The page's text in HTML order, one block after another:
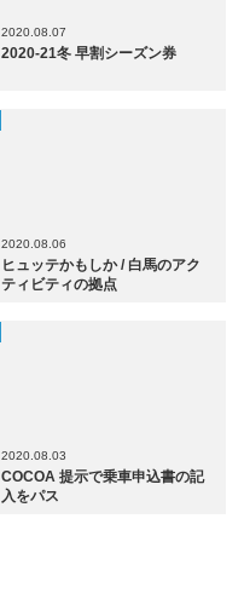
2020.08.07
2020-21冬 早割シーズン券
2020.08.06
ヒュッテかもしか / 白馬のアク
ティビティの拠点
2020.08.03
COCOA 提示で乗車申込書の記
入をパス